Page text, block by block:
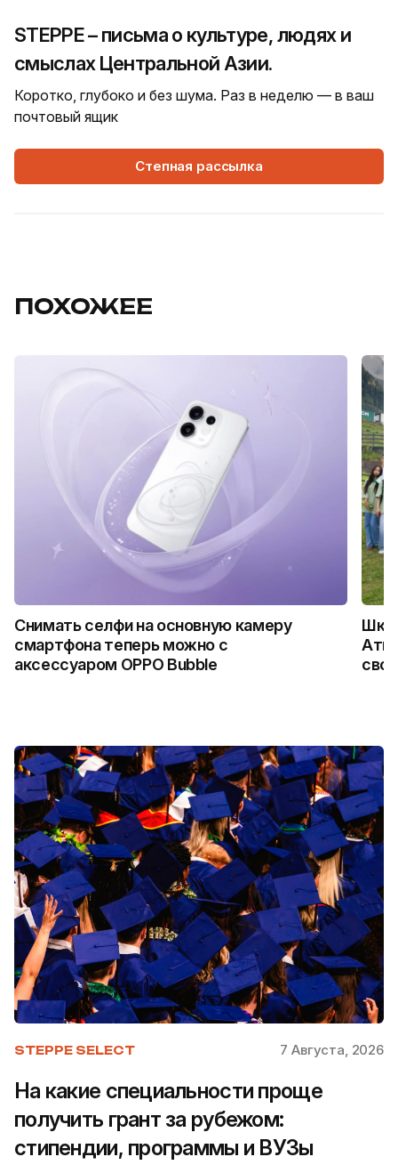
STEPPE – письма о культуре, людях и
смыслах Центральной Азии.
Коротко, глубоко и без шума. Раз в неделю — в ваш
почтовый ящик
Степная рассылка
ПОХОЖЕЕ
Снимать селфи на основную камеру
смартфона теперь можно с
аксессуаром OPPO Bubble
STEPPE SELECT 7 Августа, 2026
На какие специальности проще
получить грант за рубежом:
стипендии, программы и ВУЗы